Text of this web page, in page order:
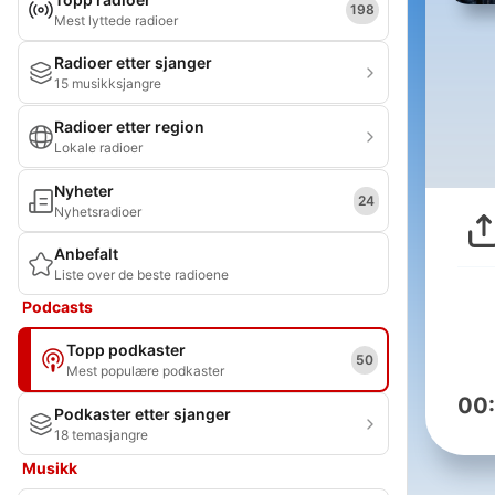
Mest lyttede radioer
198
Radioer etter sjanger
15 musikksjangre
Radioer etter region
Lokale radioer
Nyheter
Nyhetsradioer
24
Anbefalt
Liste over de beste radioene
Podcasts
Topp podkaster
Mest populære podkaster
50
Podkaster etter sjanger
18 temasjangre
Musikk